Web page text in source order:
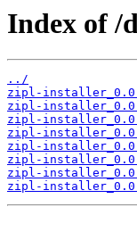
Index of /
../
zipl-
zipl-
zipl-
zipl-
zipl-
zipl-
zipl-
zipl-